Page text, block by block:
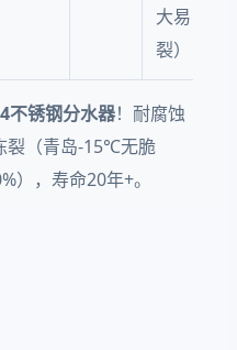
大易
裂）
不锈钢分水器！耐腐蚀
裂（青岛-15℃无脆
），寿命20年+。